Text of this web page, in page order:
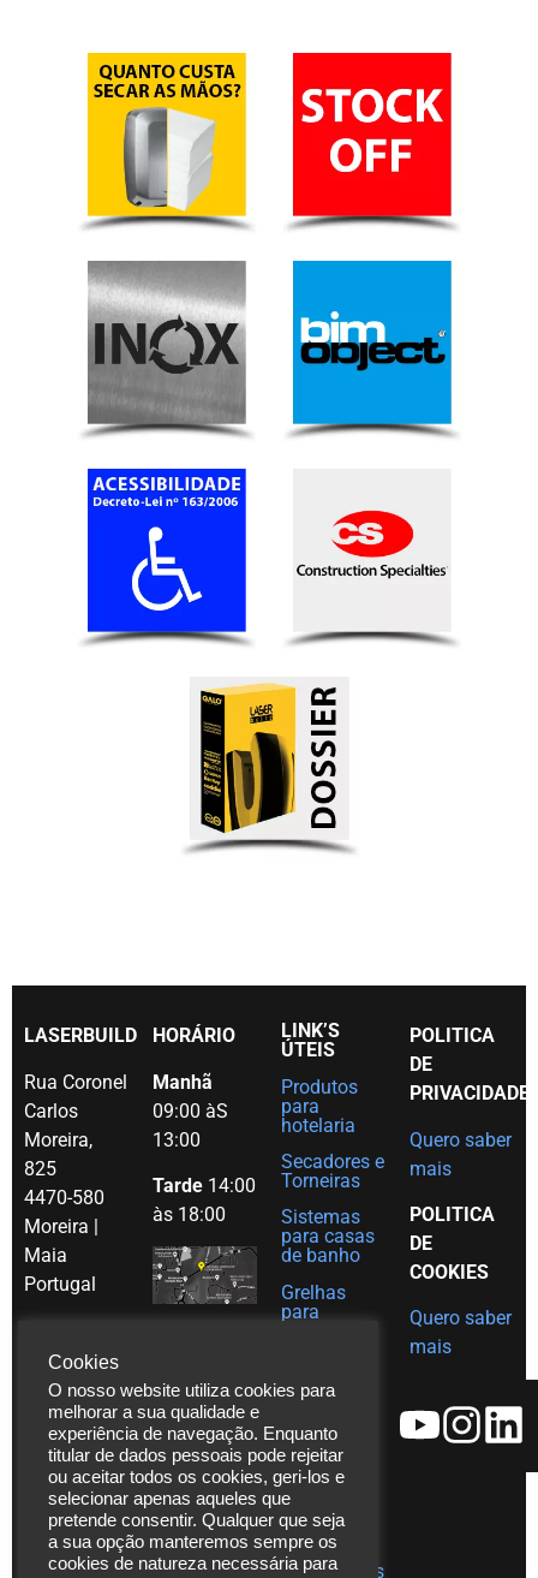
LASERBUILD
Rua Coronel
Carlos
Moreira,
825
4470-580
Moreira |
Maia
Portugal
229 480
271
Fax. (+351)
229 480
272
*chamada
para rede
fixa
HORÁRIO
Manhã
09:00 àS
13:00
Tarde 14:00
às 18:00
LINK’S
ÚTEIS
Produtos
para
hotelaria
Secadores e
Torneiras
Sistemas
para casas
de banho
Grelhas
para
Ajudas
técnicas
Catálogos
Vídeos
Assistência
Técnica
Publicações
POLITICA
DE
PRIVACIDADE
Quero saber
mais
POLITICA
DE
COOKIES
Quero saber
mais
Cookies
O nosso website utiliza cookies para
melhorar a sua qualidade e
experiência de navegação. Enquanto
titular de dados pessoais pode rejeitar
ou aceitar todos os cookies, geri-los e
selecionar apenas aqueles que
pretende consentir. Qualquer que seja
a sua opção manteremos sempre os
cookies de natureza necessária para